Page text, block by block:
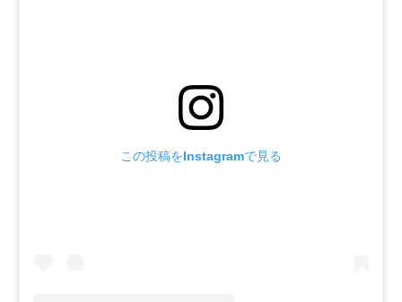
この投稿をInstagramで見る